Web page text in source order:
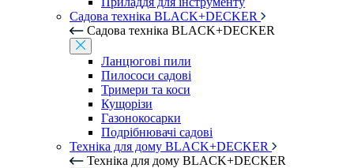
Садова техніка BLACK+DECKER
Садова техніка BLACK+DECKER
Ланцюгові пили
Пилососи садові
Тримери та коси
Кущорізи
Газонокосарки
Подрібнювачі садові
Техніка для дому BLACK+DECKER
Техніка для дому BLACK+DECKER